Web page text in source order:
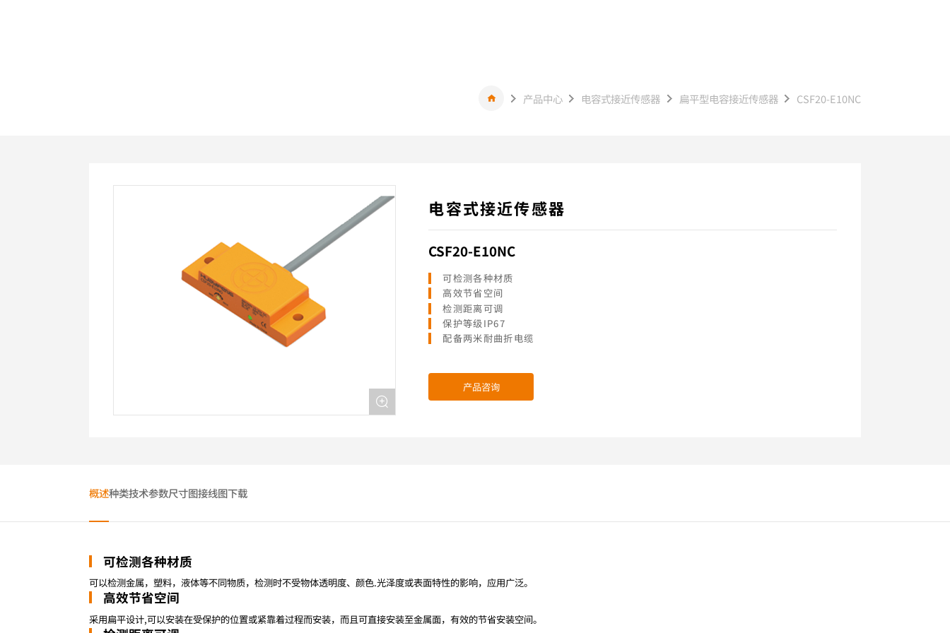
产品中心 电容式接近传感器 扁平型电容接近传感器 CSF20-E10NC
电容式接近传感器
CSF20-E10NC
可检测各种材质
高效节省空间
检测距离可调
保护等级IP67
配备两米耐曲折电缆
产品咨询
概述种类技术参数尺寸图接线图下载
可检测各种材质
可以检测金属，塑料，液体等不同物质，检测时不受物体透明度、颜色.光泽度或表面特性的影响，应用广泛。
高效节省空间
采用扁平设计,可以安装在受保护的位置或紧靠着过程而安装，而且可直接安装至金属面，有效的节省安装空间。